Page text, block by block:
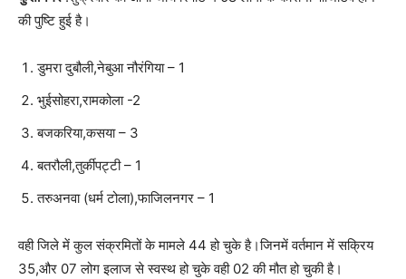
की पुष्टि हुई है।
डुमरा दुबौली,नेबुआ नौरंगिया – 1
भुईसोहरा,रामकोला -2
बजकरिया,कसया – 3
बतरौली,तुर्कीपट्टी – 1
तरुअनवा (धर्म टोला),फाजिलनगर – 1
वही जिले में कुल संक्रमितों के मामले 44 हो चुके है।जिनमें वर्तमान में सक्रिय
35,और 07 लोग इलाज से स्वस्थ हो चुके वही 02 की मौत हो चुकी है।